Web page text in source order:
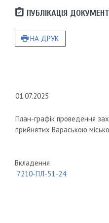
ПУБЛІКАЦІЯ
НА ДРУК
01.07.2025
План-графік проведення
прийнятих Вараською
Вкладення:
7210-ПЛ-51-24